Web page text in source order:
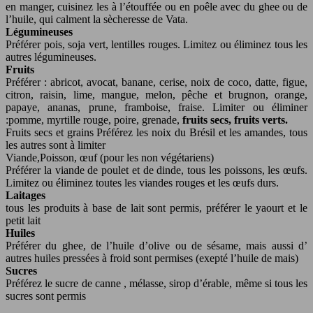
en manger, cuisinez les à l’étouffée ou en poêle avec du ghee ou de
l’huile, qui calment la sècheresse de Vata.
Légumineuses
Préférer pois, soja vert, lentilles rouges. Limitez ou éliminez tous les
autres légumineuses.
Fruits
Préférer : abricot, avocat, banane, cerise, noix de coco, datte, figue,
citron, raisin, lime, mangue, melon, pêche et brugnon, orange,
papaye, ananas, prune, framboise, fraise. Limiter ou éliminer
:pomme, myrtille rouge, poire, grenade, fruits secs, fruits verts.
Fruits secs et grains Préférez les noix du Brésil et les amandes, tous
les autres sont à limiter
Viande,Poisson, œuf (pour les non végétariens)
Préférer la viande de poulet et de dinde, tous les poissons, les œufs.
Limitez ou éliminez toutes les viandes rouges et les œufs durs.
Laitages
tous les produits à base de lait sont permis, préférer le yaourt et le
petit lait
Huiles
Préférer du ghee, de l’huile d’olive ou de sésame, mais aussi d’
autres huiles pressées à froid sont permises (exepté l’huile de mais)
Sucres
Préférez le sucre de canne , mélasse, sirop d’érable, même si tous les
sucres sont permis